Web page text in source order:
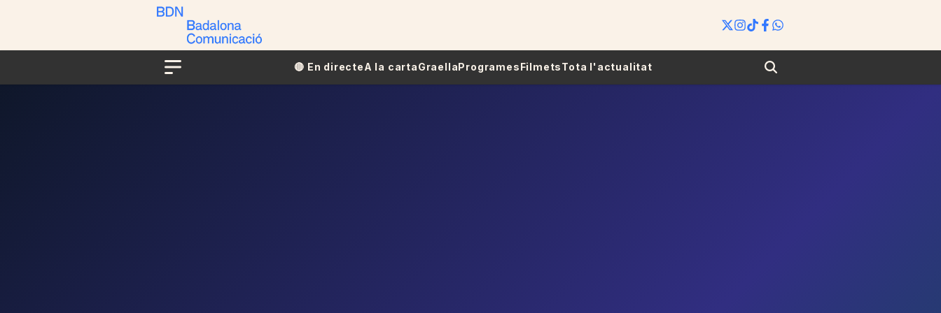
Menu
🔴​​ En directeA la cartaGraellaProgramesFilmetsTota l'actualitat Search